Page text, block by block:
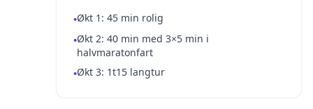
•Økt 1: 45 min rolig
•Økt 2: 40 min med 3×5 min i
halvmaratonfart
•Økt 3: 1t15 langtur